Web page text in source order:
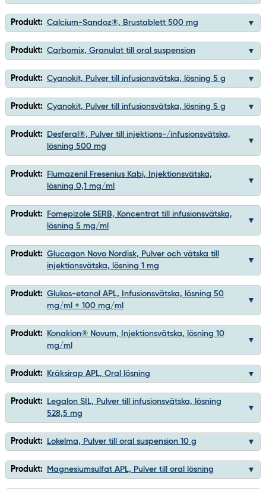
Produkt: Calcium-Sandoz®, Brustablett 500 mg
Produkt: Carbomix, Granulat till oral suspension
Produkt: Cyanokit, Pulver till infusionsvätska, lösning 5 g
Produkt: Cyanokit, Pulver till infusionsvätska, lösning 5 g
Produkt:
Desferal®, Pulver till injektions-/infusionsvätska,
lösning 500 mg
Produkt:
Flumazenil Fresenius Kabi, Injektionsvätska,
lösning 0,1 mg/ml
Produkt:
Fomepizole SERB, Koncentrat till infusionsvätska,
lösning 5 mg/ml
Produkt: Glucagon Novo Nordisk, Pulver och vätska till
injektionsvätska, lösning 1 mg
Produkt: Glukos-etanol APL, Infusionsvätska, lösning 50
mg/ml + 100 mg/ml
Produkt:
Konakion® Novum, Injektionsvätska, lösning 10
mg/ml
Produkt: Kräksirap APL, Oral lösning
Produkt:
Legalon SIL, Pulver till infusionsvätska, lösning
528,5 mg
Produkt: Lokelma, Pulver till oral suspension 10 g
Produkt: Magnesiumsulfat APL, Pulver till oral lösning